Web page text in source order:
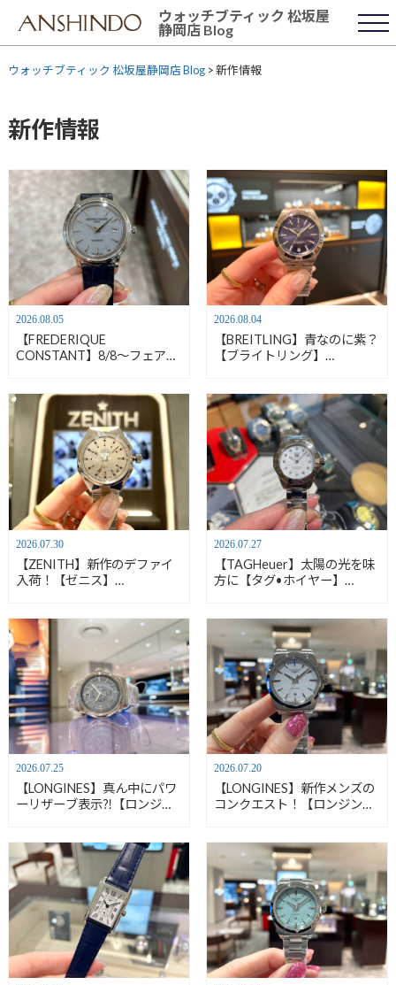
content
ウォッチブティック 松坂屋
静岡店 Blog
ウォッチブティック 松坂屋静岡店 Blog>新作情報
新作情報
2026.08.05
【FREDERIQUE
CONSTANT】8/8～フェアが
2026.08.04
【BREITLING】青なのに紫？
【ブライトリング】
2026.07.30
【ZENITH】新作のデファイ
入荷！【ゼニス】
2026.07.27
【TAGHeuer】太陽の光を味
方に【タグ•ホイヤー】
2026.07.25
【LONGINES】真ん中にパワ
ーリザーブ表示⁈【ロンジ
2026.07.20
【LONGINES】新作メンズの
コンクエスト！【ロンジン】